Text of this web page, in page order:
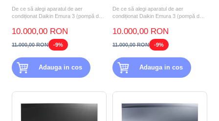
De ce să alegi aparatul de aer
condiționat Daikin Emura 3 (pompă de
10.000,00 RON
11.000,00 RON -9%
Adauga in cos
De ce să alegi aparatul de aer
condiționat Daikin Emura 3 (pompă de
10.000,00 RON
11.000,00 RON -9%
Adauga in cos